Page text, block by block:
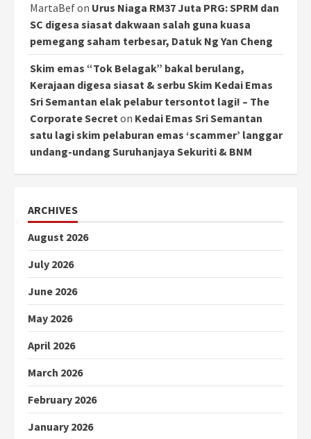
MartaBefon Urus Niaga RM37 Juta PRG: SPRM dan
SC digesa siasat dakwaan salah guna kuasa
pemegang saham terbesar, Datuk Ng Yan Cheng
Skim emas “Tok Belagak” bakal berulang,
Kerajaan digesa siasat & serbu Skim Kedai Emas
Sri Semantan elak pelabur tersontot lagi! – The
Corporate Secreton Kedai Emas Sri Semantan
satu lagi skim pelaburan emas ‘scammer’ langgar
undang-undang Suruhanjaya Sekuriti & BNM
ARCHIVES
August 2026
July 2026
June 2026
May 2026
April 2026
March 2026
February 2026
January 2026